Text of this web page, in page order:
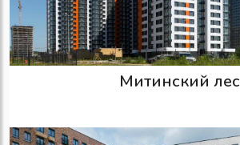
Митинский лес